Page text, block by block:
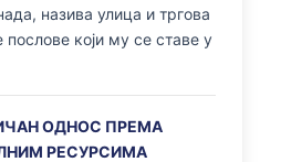
назива улица и тргова
послове који му се ставе у
ОДНОС ПРЕМА
РЕСУРСИМА